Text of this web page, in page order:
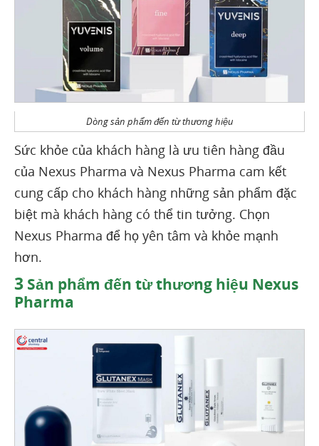
Dòng sản phẩm đến từ thương hiệu
Sức khỏe của khách hàng là ưu tiên hàng đầu
của Nexus Pharma và Nexus Pharma cam kết
cung cấp cho khách hàng những sản phẩm đặc
biệt mà khách hàng có thể tin tưởng. Chọn
Nexus Pharma để họ yên tâm và khỏe mạnh
hơn.
3 Sản phẩm đến từ thương hiệu Nexus
Pharma